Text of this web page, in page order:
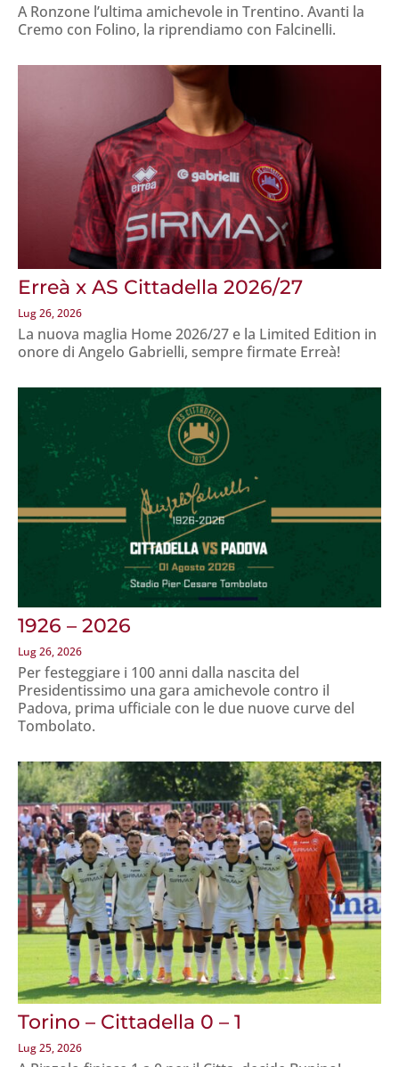
A Ronzone l’ultima amichevole in Trentino. Avanti la
Cremo con Folino, la riprendiamo con Falcinelli.
Erreà x AS Cittadella 2026/27
Lug 26, 2026
La nuova maglia Home 2026/27 e la Limited Edition in
onore di Angelo Gabrielli, sempre firmate Erreà!
1926 – 2026
Lug 26, 2026
Per festeggiare i 100 anni dalla nascita del
Presidentissimo una gara amichevole contro il
Padova, prima ufficiale con le due nuove curve del
Tombolato.
Torino – Cittadella 0 – 1
Lug 25, 2026